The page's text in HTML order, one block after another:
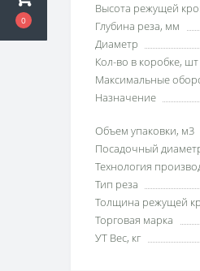
0
Высота режущей
Глубина реза, мм
Диаметр
Кол-во в коробке, шт
Максимальные
Назначение
Объем упаковки, м3
Посадочный
Технология
Тип реза
Толщина режущей
Торговая марка
УТ Вес, кг